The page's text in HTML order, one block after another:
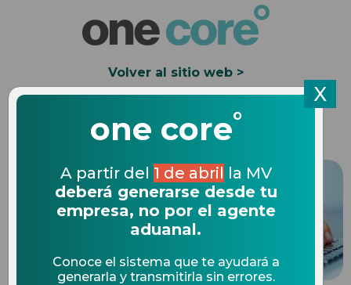
Volver al sitio web >
Solicita una Demo
X
one core°
A partir del 1 de abril la MV
deberá generarse desde tu
empresa, no por el agente
aduanal.
Conoce el sistema que te ayudará a
generarla y transmitirla sin errores.